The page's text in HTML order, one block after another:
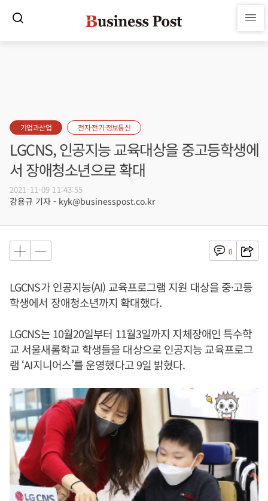
기업과산업 전자·전기·정보통신
LGCNS, 인공지능 교육대상을 중고등학생에
서 장애청소년으로 확대
2021-11-09 11:43:55
강용규 기자 - kyk@businesspost.co.kr
0
LGCNS가 인공지능(AI) 교육프로그램 지원 대상을 중·고등
학생에서 장애청소년까지 확대했다.
LGCNS는 10월20일부터 11월3일까지 지체장애인 특수학
교 서울새롬학교 학생들을 대상으로 인공지능 교육프로그
램 ‘AI지니어스’를 운영했다고 9일 밝혔다.